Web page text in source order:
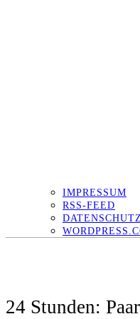
IMPRESSUM
RSS-FEED
DATENSCHUTZ
24 Stunden: